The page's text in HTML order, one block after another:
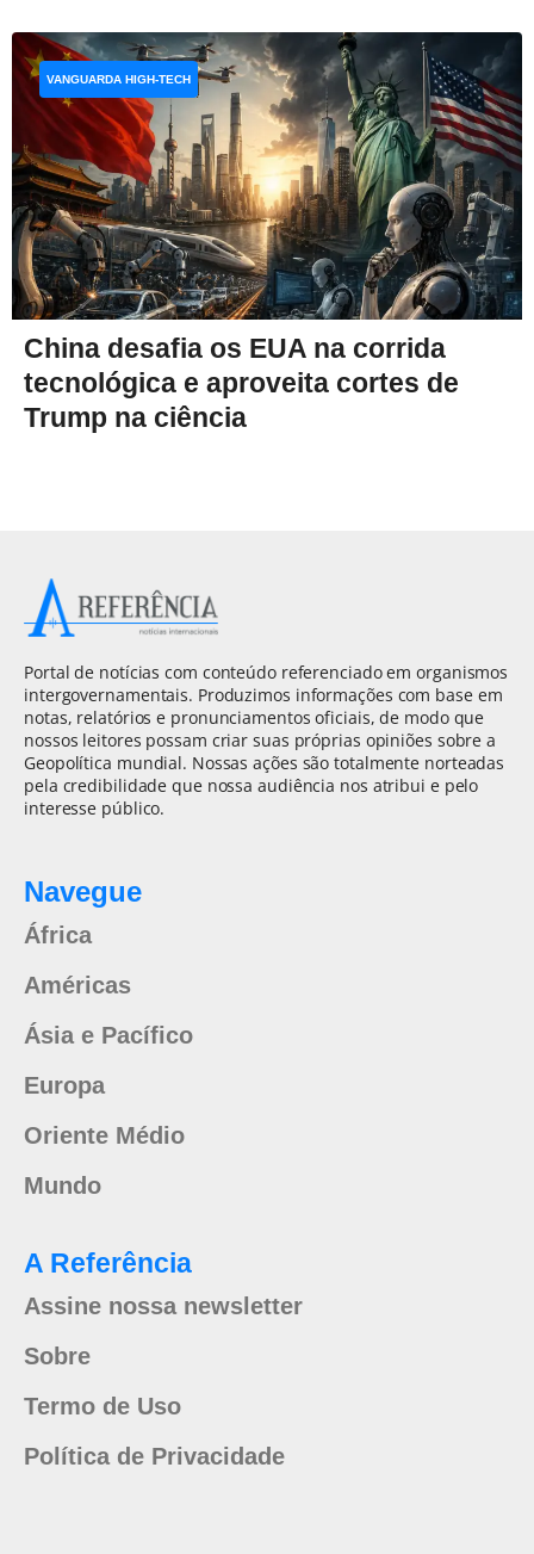
China desafia os EUA na corrida
tecnológica e aproveita cortes de
Trump na ciência
VANGUARDA HIGH-TECH
Portal de notícias com conteúdo referenciado em organismos
intergovernamentais. Produzimos informações com base em
notas, relatórios e pronunciamentos oficiais, de modo que
nossos leitores possam criar suas próprias opiniões sobre a
Geopolítica mundial. Nossas ações são totalmente norteadas
pela credibilidade que nossa audiência nos atribui e pelo
interesse público.
Navegue
África
Américas
Ásia e Pacífico
Europa
Oriente Médio
Mundo
A Referência
Assine nossa newsletter
Sobre
Termo de Uso
Política de Privacidade